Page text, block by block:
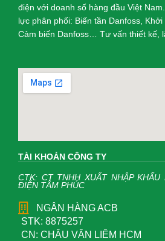
điện với doanh số hàng đầu Việt
lực phân phối: Biến tần Danfoss,
Cảm biến Danfoss… Tư vấn thiết kế,
TÀI KHOẢN CÔNG TY
CTK: CT TNHH XUẤT NHẬP
ĐIỆN TÂM PHÚC
NGÂN HÀNG ACB
STK: 8875257
CN: CHÂU VĂN LIÊM HCM